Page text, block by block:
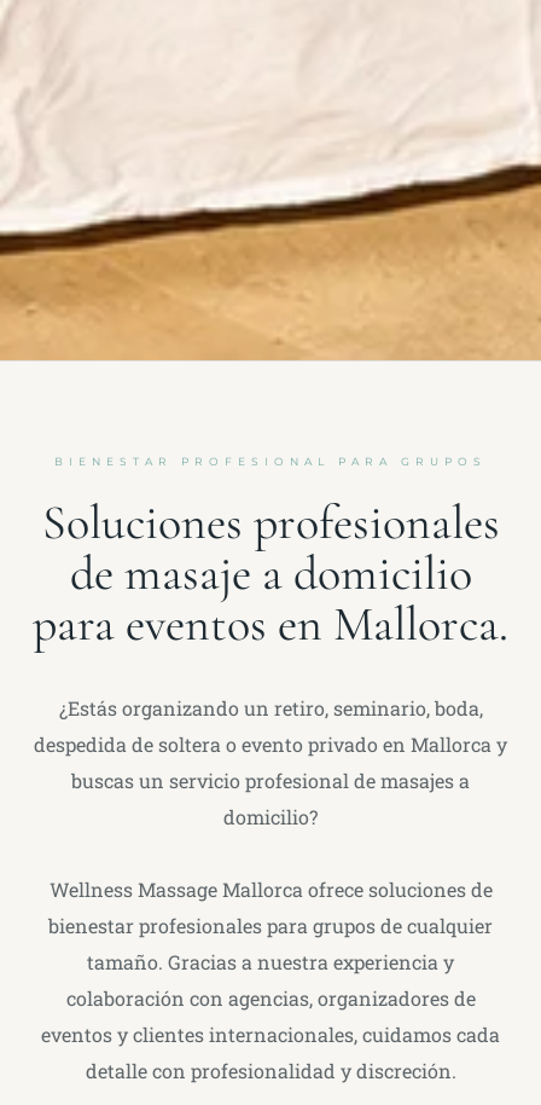
BIENESTAR PROFESIONAL PARA GRUPOS
Soluciones profesionales
de masaje a domicilio
para eventos en Mallorca.
¿Estás organizando un retiro, seminario, boda,
despedida de soltera o evento privado en Mallorca y
buscas un servicio profesional de masajes a
domicilio?
Wellness Massage Mallorca ofrece soluciones de
bienestar profesionales para grupos de cualquier
tamaño. Gracias a nuestra experiencia y
colaboración con agencias, organizadores de
eventos y clientes internacionales, cuidamos cada
detalle con profesionalidad y discreción.